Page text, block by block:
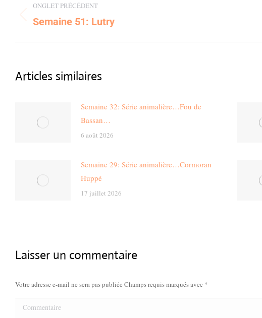
navigation
ONGLET PRÉCÉDENT
Previous
Semaine 51: Lutry
Articles similaires
Semaine 32: Série animalière…Fou de
Bassan…
6 août 2026
Semaine 29: Série animalière…Cormoran
Huppé
17 juillet 2026
Laisser un commentaire
Votre adresse e-mail ne sera pas publiée Champs requis marqués avec *
Commentaire